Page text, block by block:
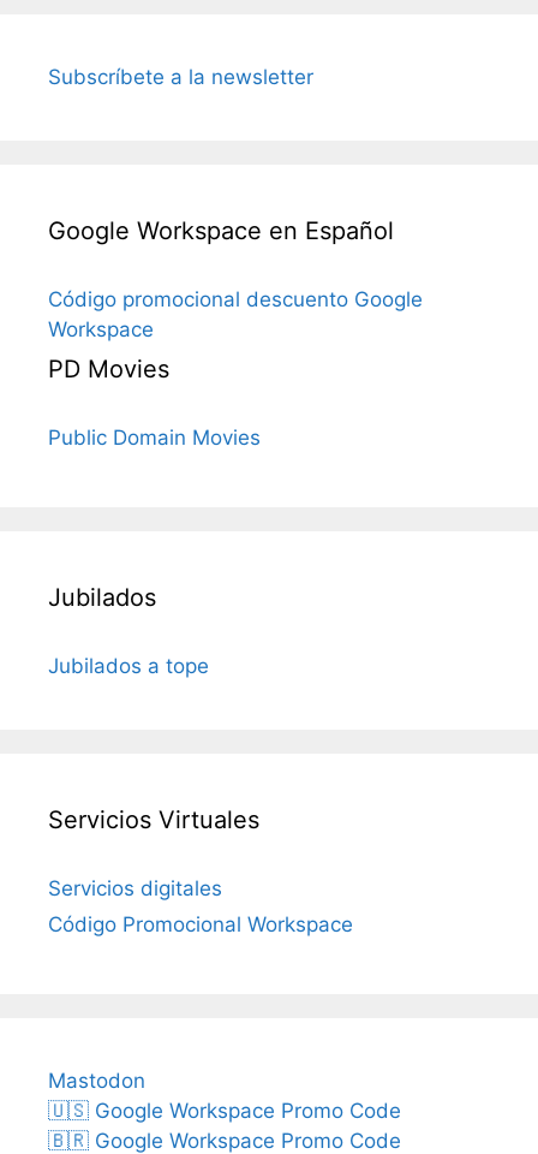
Subscríbete a la newsletter
Google Workspace en Español
Código promocional descuento Google
Workspace
PD Movies
Public Domain Movies
Jubilados
Jubilados a tope
Servicios Virtuales
Servicios digitales
Código Promocional Workspace
Mastodon
🇺🇸 Google Workspace Promo Code
🇧🇷 Google Workspace Promo Code